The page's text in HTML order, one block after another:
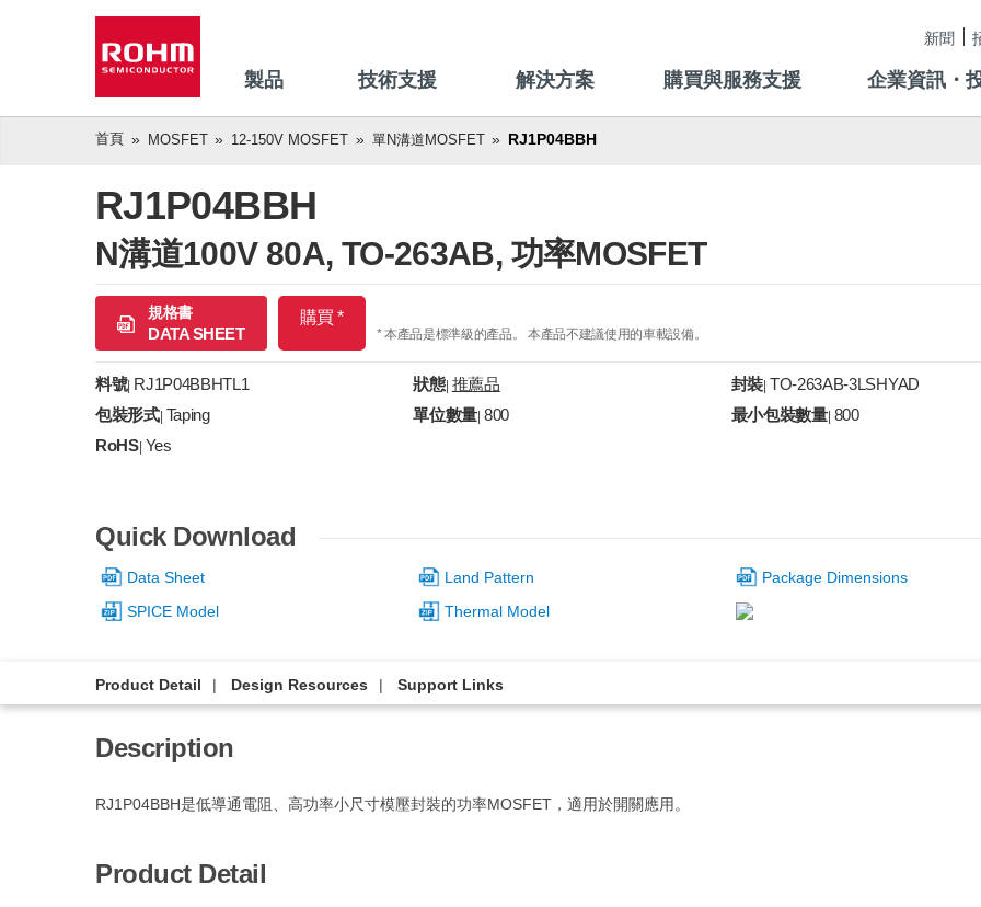
新聞
製品 技術支援 解決方案 購買與服務支援 企業資訊・
首頁 MOSFET 12-150V MOSFET 單N溝道MOSFET RJ1P04BBH
RJ1P04BBH
N溝道100V 80A, TO-263AB, 功率MOSFET
規格書
DATA SHEET
購買 *
* 本產品是標準級的產品。 本產品不建議使用的車載設備。
料號| RJ1P04BBHTL1 狀態| 推薦品 封裝 TO-263AB-3LSHYAD
包裝形式| Taping 單位數量 |800 最小包裝數量| 800
RoHS| Yes
Quick Download
Data Sheet Land Pattern
Package Dimensions
SPICE Model
Thermal Model
Product Detail Design Resources Support Links
Description
RJ1P04BBH是低導通電阻、高功率小尺寸模壓封裝的功率MOSFET，適用於開關應用。
Product Detail